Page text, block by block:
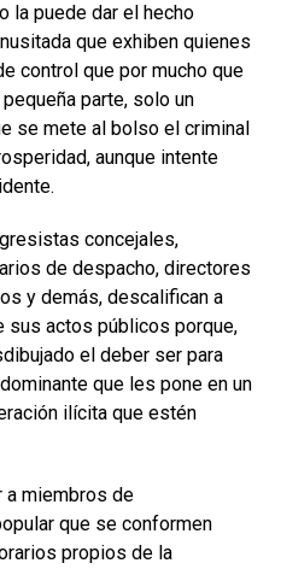
la puede dar el hecho
que exhiben quienes
control que por mucho que
parte, solo un
se mete al bolso el criminal
aunque intente
concejales,
de despacho, directores
y demás, descalifican a
sus actos públicos porque,
el deber ser para
que les pone en un
ilícita que estén
a miembros de
que se conformen
propios de la